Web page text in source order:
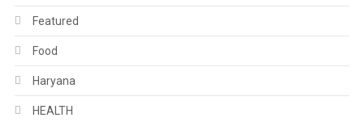
Featured
Food
Haryana
HEALTH